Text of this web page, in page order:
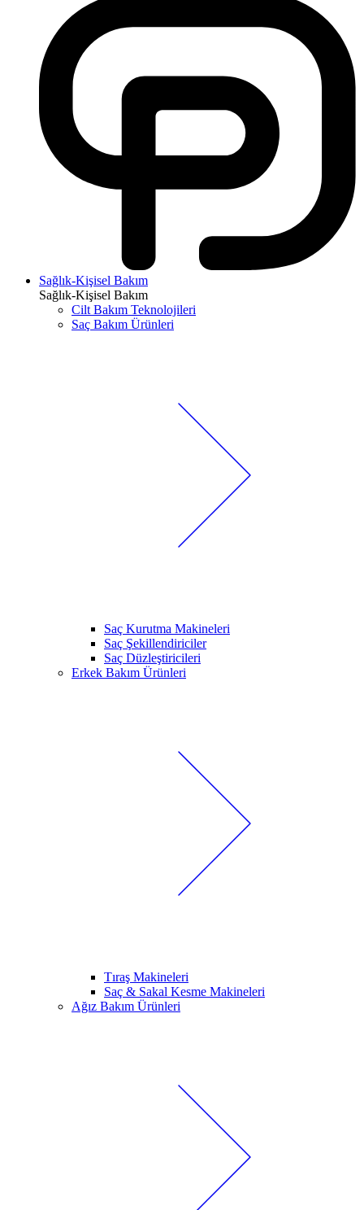
Sağlık-Kişisel Bakım
Sağlık-Kişisel Bakım
Cilt Bakım Teknolojileri
Saç Bakım Ürünleri
Saç Kurutma Makineleri
Saç Şekillendiriciler
Saç Düzleştiricileri
Erkek Bakım Ürünleri
Tıraş Makineleri
Saç & Sakal Kesme Makineleri
Ağız Bakım Ürünleri